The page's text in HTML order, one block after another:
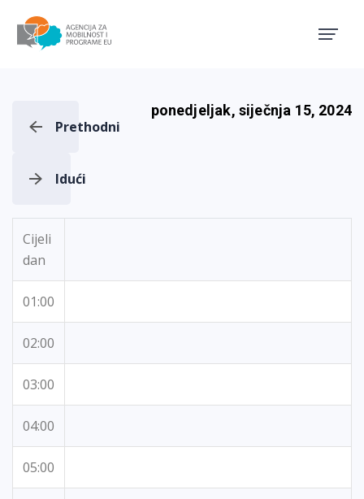
Prethodni
ponedjeljak, siječnja 15, 2024
Idući
Cijeli
dan
01:00
02:00
03:00
04:00
05:00